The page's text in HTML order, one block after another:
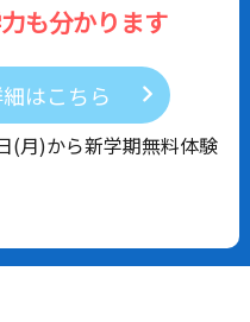
も分かります
はこちら
(月)から新学期無料体験